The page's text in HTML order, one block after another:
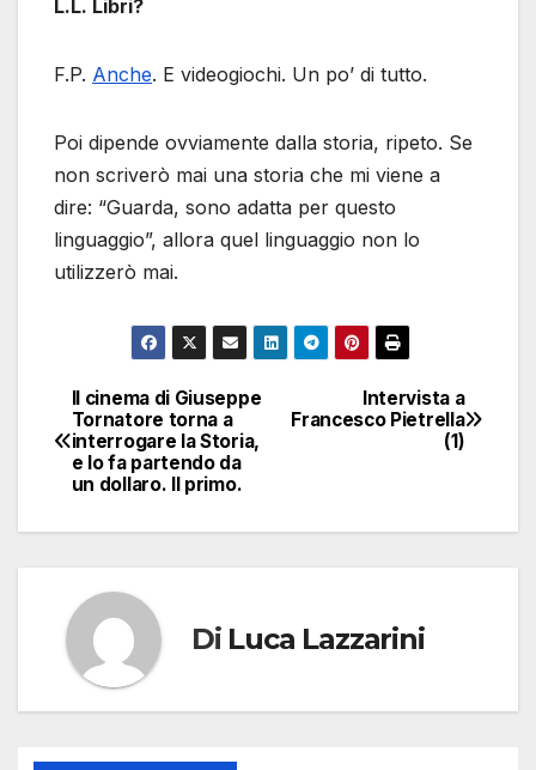
L.L. Libri?
F.P. Anche. E videogiochi. Un po’ di tutto.
Poi dipende ovviamente dalla storia, ripeto. Se
non scriverò mai una storia che mi viene a
dire: “Guarda, sono adatta per questo
linguaggio”, allora quel linguaggio non lo
utilizzerò mai.
Navigazione
articoli
Intervista a
Francesco Pietrella
(1)
Il cinema di Giuseppe
Tornatore torna a
interrogare la Storia,
e lo fa partendo da
un dollaro. Il primo.
Di Luca Lazzarini